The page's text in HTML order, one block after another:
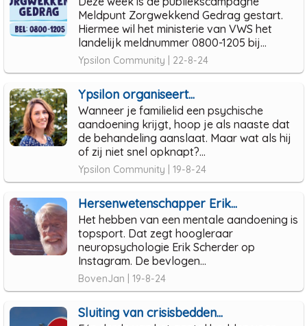
Meldpunt Zorgwekkend Gedrag gestart.
Hiermee wil het ministerie van VWS het
landelijk meldnummer 0800-1205 bij...
Ypsilon Community | 22-8-24
Ypsilon organiseert...
Wanneer je familielid een psychische
aandoening krijgt, hoop je als naaste dat
de behandeling aanslaat. Maar wat als hij
of zij niet snel opknapt?...
Ypsilon Community | 19-8-24
Hersenwetenschapper Erik...
Het hebben van een mentale aandoening is
topsport. Dat zegt hoogleraar
neuropsychologie Erik Scherder op
Instagram. De bevlogen...
BovenJan | 19-8-24
Sluiting van crisisbedden...